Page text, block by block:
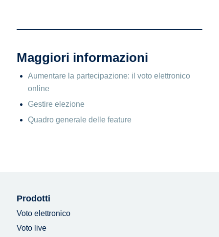
Maggiori informazioni
Aumentare la partecipazione: il voto elettronico
online
Gestire elezione
Quadro generale delle feature
Prodotti
Voto elettronico
Voto live